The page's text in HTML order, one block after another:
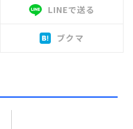
LINEで送る
ブクマ